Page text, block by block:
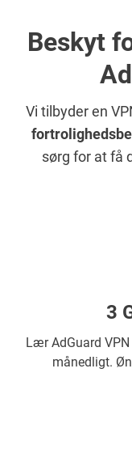
Beskyt
Vi tilbyder en
sørg for at få
3
Lær AdGuard
månedligt.